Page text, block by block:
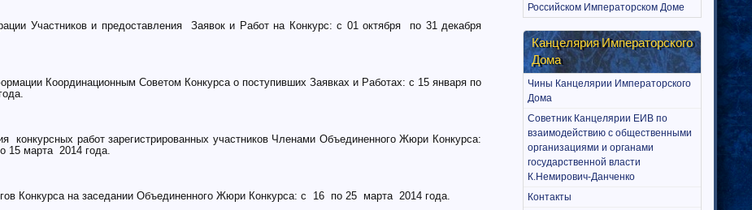
Участников и предоставления Заявок и Работ на Конкурс: с 01 октября по 31 декабря
Координационным Советом Конкурса о поступивших Заявках и Работах: с 15 января по
конкурсных работ зарегистрированных участников Членами Объединенного Жюри Конкурса:
15 марта 2014 года.
Конкурса на заседании Объединенного Жюри Конкурса: с 16 по 25 марта 2014 года.
Российском Императорском Доме
Канцелярия Императорского
Дома
Чины Канцелярии Императорского
Дома
Советник Канцелярии ЕИВ по
взаимодействию с общественными
организациями и органами
государственной власти
К.Немирович-Данченко
Контакты